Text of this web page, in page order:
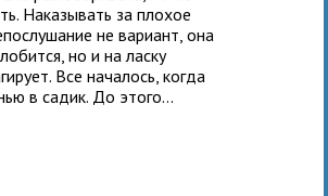
Наказывать за плохое
не вариант, она
но и на ласку
Все началось, когда
в садик. До этого...